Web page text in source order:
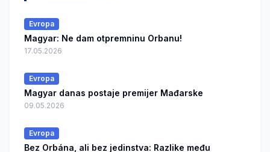
Evropa
Magyar: Ne dam otpremninu Orbanu!
17.05.2026
Evropa
Magyar danas postaje premijer Mađarske
09.05.2026
Evropa
Bez Orbána, ali bez jedinstva: Razlike među